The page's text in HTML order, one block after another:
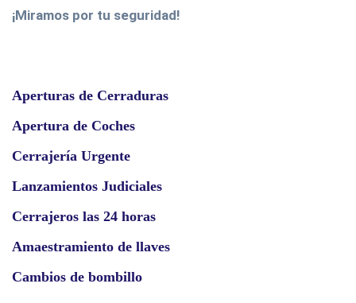
¡Miramos por tu seguridad!
Aperturas de Cerraduras
Apertura de Coches
Cerrajería Urgente
Lanzamientos Judiciales
Cerrajeros las 24 horas
Amaestramiento de llaves
Cambios de bombillo